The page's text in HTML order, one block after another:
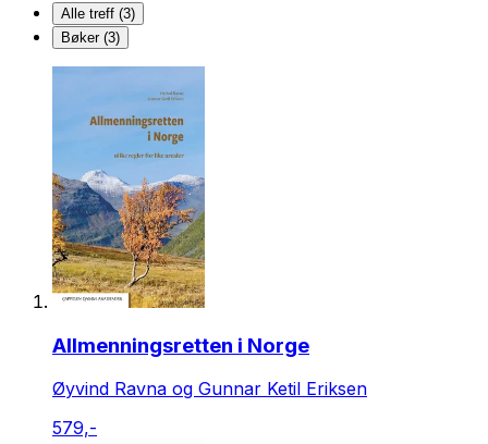
Alle treff (3)
Bøker (3)
Allmenningsretten i Norge
Øyvind Ravna og Gunnar Ketil Eriksen
579,-